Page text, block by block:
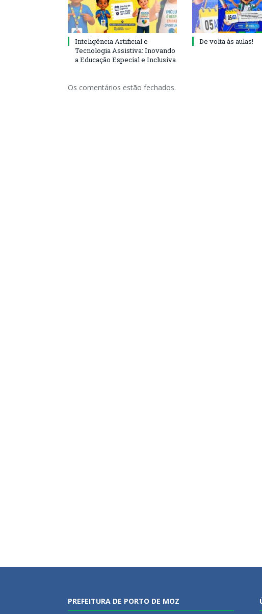
Inteligência Artificial e
Tecnologia Assistiva: Inovando
a Educação Especial e Inclusiva
De volta às aulas!
Os comentários estão fechados.
PREFEITURA DE PORTO DE MOZ